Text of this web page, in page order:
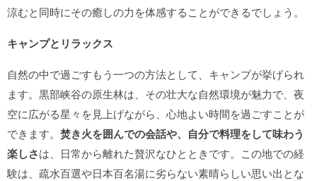
涼むと同時にその癒しの力を体感することができるでしょう。
キャンプとリラックス
自然の中で過ごすもう一つの方法として、キャンプが挙げられ
ます。黒部峡谷の原生林は、その壮大な自然環境が魅力で、夜
空に広がる星々を見上げながら、心地よい時間を過ごすことが
できます。 焚き火を囲んでの会話や、自分で料理をして味わう
楽しさは、日常から離れた贅沢なひとときです。この地での経
験は、疏水百選や日本百名湯に劣らない素晴らしい思い出とな